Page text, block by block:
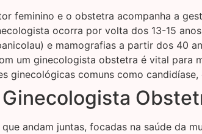
feminino e o obstetra acompanha a
ocorra por volta dos 13-15
e mamografias a partir dos 40
um ginecologista obstetra é vital
comuns como
andam juntas, focadas na saúde da